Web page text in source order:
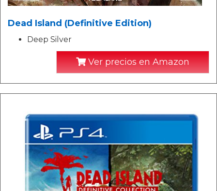
Dead Island (Definitive Edition)
Deep Silver
Ver precios en Amazon